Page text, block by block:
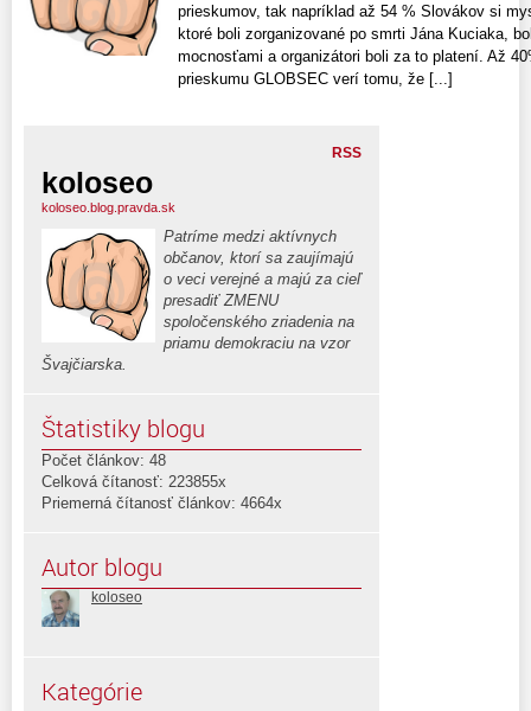
prieskumov, tak napríklad až 54 % Slovákov si
ktoré boli zorganizované po smrti Jána Kuciaka,
mocnosťami a organizátori boli za to platení. Až
prieskumu GLOBSEC verí tomu, že [...]
RSS
koloseo
koloseo.blog.pravda.sk
Patríme medzi aktívnych
občanov, ktorí sa zaujímajú
o veci verejné a majú za cieľ
presadiť ZMENU
spoločenského zriadenia na
priamu demokraciu na vzor
Švajčiarska.
Štatistiky blogu
Počet článkov: 48
Celková čítanosť: 223855x
Priemerná čítanosť článkov: 4664x
Autor blogu
koloseo
Kategórie